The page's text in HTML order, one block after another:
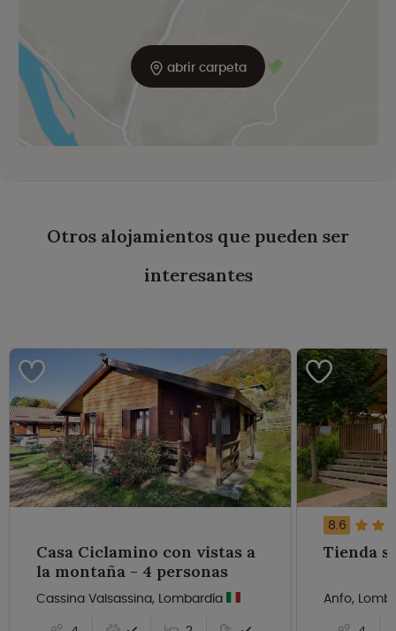
abrir carpeta
Otros alojamientos que pueden ser
interesantes
Casa Ciclamino con vistas a
la montaña - 4 personas
Cassina Valsassina, Lombardía
8.6
Anfo,